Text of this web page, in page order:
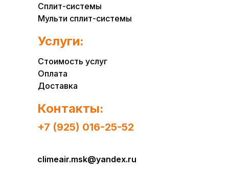
climeair.msk@yandex.ru
Сплит-системы
Мульти сплит-системы
Стоимость услуг
Оплата
Доставка
Услуги:
+7 (925) 016-25-52
Контакты: